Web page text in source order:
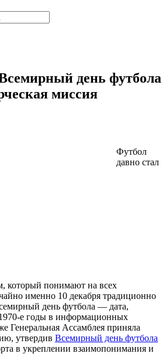
день футбола
миссия
Футбол
давно стал
который понимают на всех
именно 10 декабря традиционно
день футбола — дата,
е годы в информационных
Генеральная Ассамблея приняла
утвердив Всемирный день футбола
в укреплении взаимопонимания и